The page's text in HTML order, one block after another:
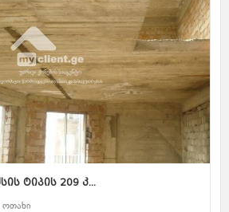
ტიპის 209 კ...
ოთახი